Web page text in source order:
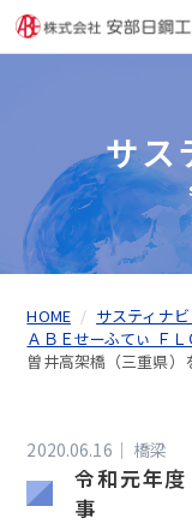
サス
HOME
サスティナビ
ＡＢＥせーふてぃ ＦＬ
曽井高架橋（三重県）
2020.06.16｜ 橋梁
令和元年
事